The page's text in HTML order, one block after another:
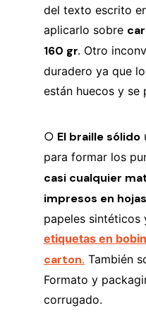
del texto escrito
aplicarlo sobre
160 gr. Otro
duradero ya que
están huecos y se
○ El braille sólido
para formar los
casi cualquier
impresos en hojas
papeles sintéticos
etiquetas en
carton. También
Formato y
corrugado.